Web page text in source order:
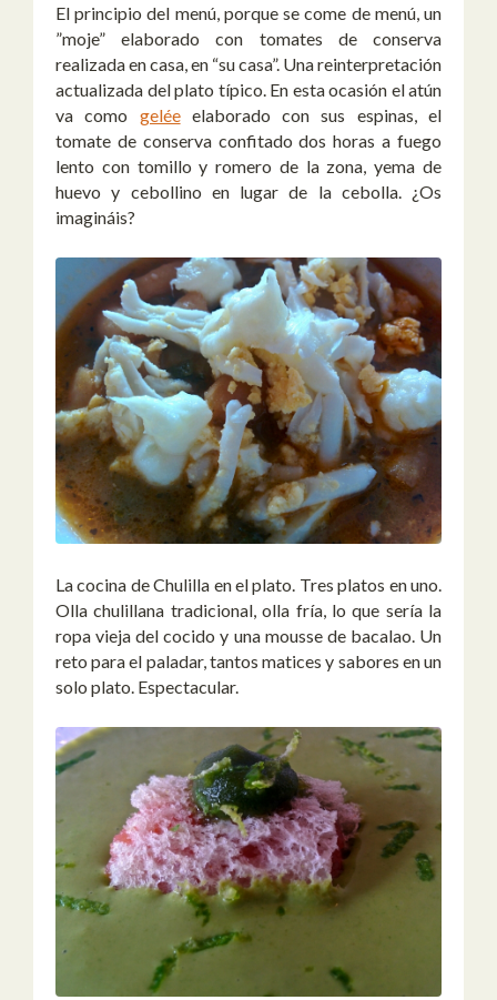
El principio del menú, porque se come de menú, un
”moje” elaborado con tomates de conserva
realizada en casa, en “su casa”. Una reinterpretación
actualizada del plato típico. En esta ocasión el atún
va como geléeelaborado con sus espinas, el
tomate de conserva confitado dos horas a fuego
lento con tomillo y romero de la zona, yema de
huevo y cebollino en lugar de la cebolla. ¿Os
imagináis?
La cocina de Chulilla en el plato. Tres platos en uno.
Olla chulillana tradicional, olla fría, lo que sería la
ropa vieja del cocido y una mousse de bacalao. Un
reto para el paladar, tantos matices y sabores en un
solo plato. Espectacular.